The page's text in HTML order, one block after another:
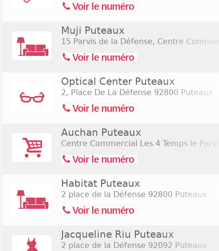
Voir le numéro
Muji Puteaux
15 Parvis de la Défense, Centre
Voir le numéro
Optical Center Puteaux
2, Place De La Défense 92800 Puteaux
Voir le numéro
Auchan Puteaux
Centre Commercial Les 4 Temps le
Voir le numéro
Habitat Puteaux
2 place de la Défense 92800 Puteaux
Voir le numéro
Jacqueline Riu Puteaux
2 place de la Défense 92092 Puteaux